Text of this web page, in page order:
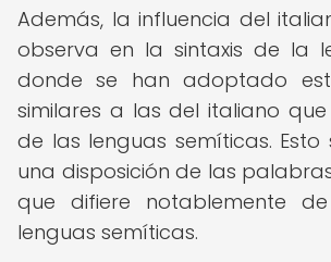
Además, la influencia del
observa en la sintaxis de la
donde se han adoptado
similares a las del italiano
de las lenguas semíticas.
una disposición de las
que difiere notablemente
lenguas semíticas.